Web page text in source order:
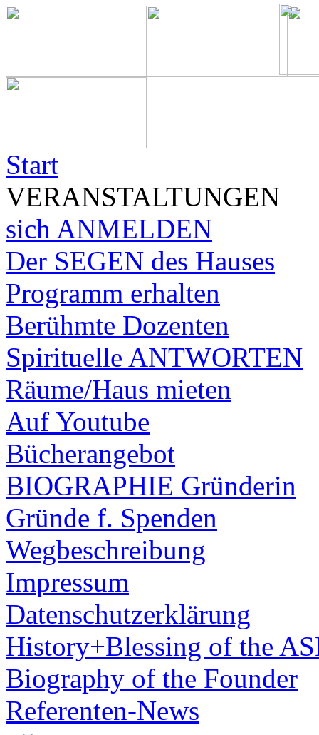
Start
VERANSTALTUNGEN
sich ANMELDEN
Der SEGEN des Hauses
Programm erhalten
Berühmte Dozenten
Spirituelle ANTWORTEN
Räume/Haus mieten
Auf Youtube
Bücherangebot
BIOGRAPHIE Gründerin
Gründe f. Spenden
Wegbeschreibung
Impressum
Datenschutzerklärung
History+Blessing of the
Biography of the Founder
Referenten-News